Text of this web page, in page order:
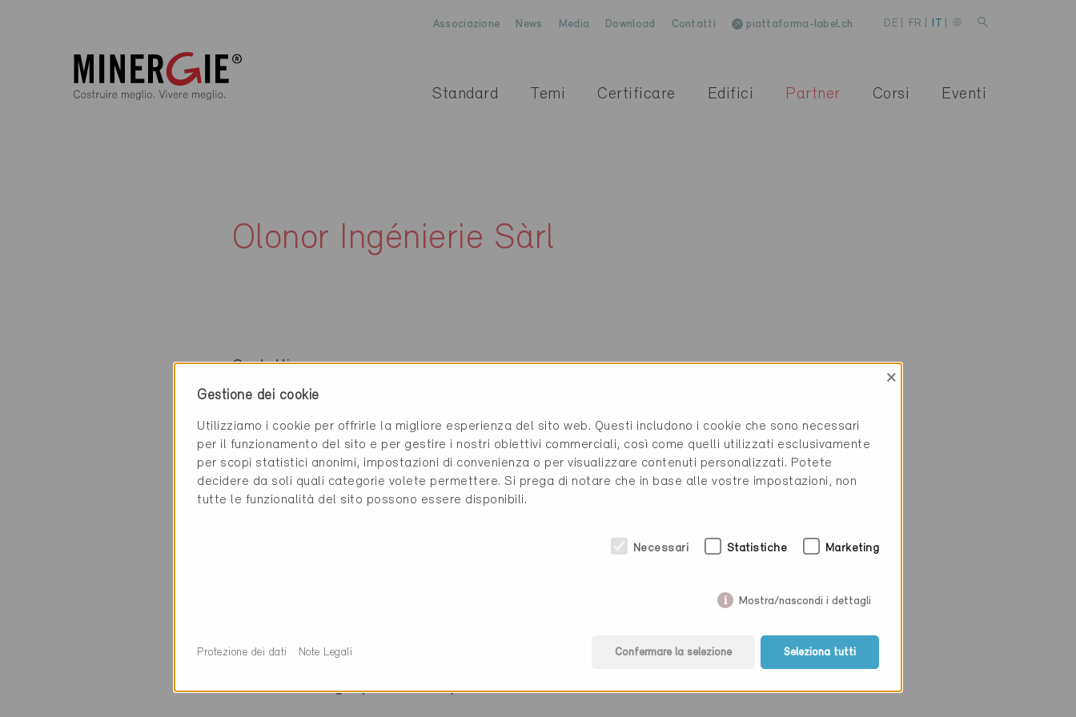
Associazione News Media Download Contatti piattaforma-label.ch DE FR IT
Standard Temi Certificare Edifici Partner Corsi Eventi
Olonor Ingénierie Sàrl
Contatti
Avenue de Longemalle 21
1020 Renens
info@olonor.ch
www.olonor.ch/
0 Edifici Minergie (0 Certificati)
Gestione dei cookie
×
Utilizziamo i cookie per offrirle la migliore esperienza del sito web. Questi includono i cookie che sono necessari
per il funzionamento del sito e per gestire i nostri obiettivi commerciali, così come quelli utilizzati esclusivamente
per scopi statistici anonimi, impostazioni di convenienza o per visualizzare contenuti personalizzati. Potete
decidere da soli quali categorie volete permettere. Si prega di notare che in base alle vostre impostazioni, non
tutte le funzionalità del sito possono essere disponibili.
Necessari Statistiche Marketing
Mostra/nascondi i dettagli
Confermare la selezione Seleziona tutti
Protezione dei dati Note Legali